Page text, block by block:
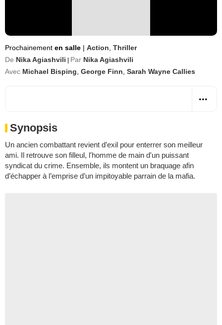
Prochainement en salle | Action Thriller
De Nika Agiashvili Par Nika Agiashvili
Avec Michael Bisping George Finn Sarah Wayne Callies
Synopsis
Un ancien combattant revient d’exil pour enterrer son meilleur
ami. Il retrouve son filleul, l'homme de main d'un puissant
syndicat du crime. Ensemble, ils montent un braquage afin
d’échapper à l’emprise d’un impitoyable parrain de la mafia.